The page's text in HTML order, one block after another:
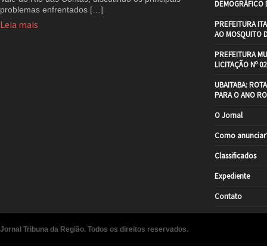
problemas enfrentados […]
Leia mais
DEMOGRÁFICO
PREFEITURA
AO MOSQUITO
PREFEITURA
LICITAÇÃO Nº
UBAITABA:
PARA O ANO
O Jornal
Como
Classificados
Expediente
Contato
Jornal Tribuna da Região. Todos os direitos reservados.